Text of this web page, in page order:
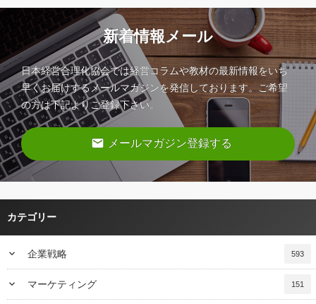
新着情報メール
日本経営合理化協会では経営コラムや教材の最新情報をいち
早くお届けするメールマガジンを発信しております。ご希望
の方は下記よりご登録下さい。
email メールマガジン登録する
カテゴリー
keyboard_arrow_down 企業戦略 593
keyboard_arrow_down マーケティング 151